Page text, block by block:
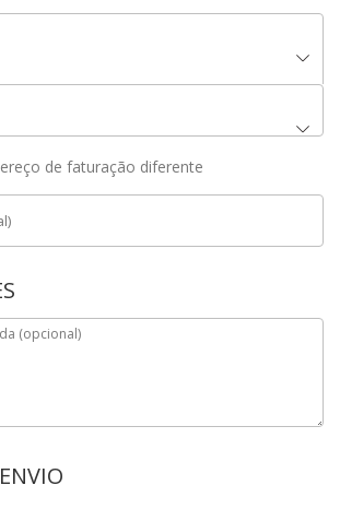
de faturação diferente
(opcional)